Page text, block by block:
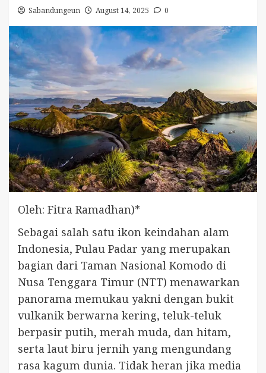
Sabandungeun August 14, 2025 0
Oleh: Fitra Ramadhan)*
Sebagai salah satu ikon keindahan alam
Indonesia, Pulau Padar yang merupakan
bagian dari Taman Nasional Komodo di
Nusa Tenggara Timur (NTT) menawarkan
panorama memukau yakni dengan bukit
vulkanik berwarna kering, teluk-teluk
berpasir putih, merah muda, dan hitam,
serta laut biru jernih yang mengundang
rasa kagum dunia. Tidak heran jika media